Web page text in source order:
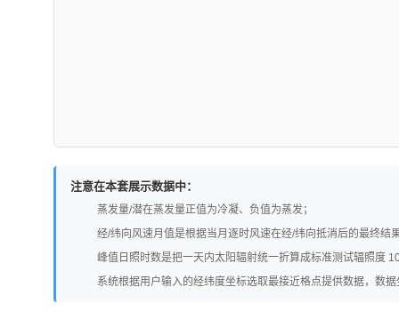
注意在本套展示数据中：
蒸发量/潜在蒸发量正值为冷凝、负值为蒸发；
经/纬向风速月值是根据当月逐时风速在经/纬向抵消后的最终
峰值日照时数是把一天内太阳辐射统一折算成标准测试辐照度
系统根据用户输入的经纬度坐标选取最接近格点提供数据，数